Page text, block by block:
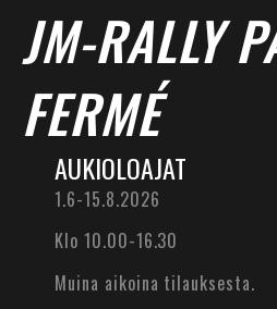
JM-RALLY
FERMÉ
AUKIOLOAJAT
1.6-15.8.2026
Klo 10.00-16.30
Muina aikoina tilauksesta.